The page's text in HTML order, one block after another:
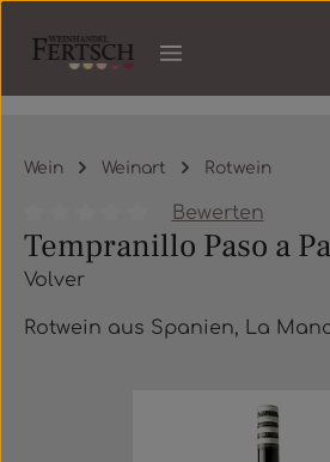
Wein Weinart Rotwein
Durchschnittliche Bewertung
Bewerten
Tempranillo Paso a
Volver
Rotwein aus Spanien, La
Bildergalerie überspringen